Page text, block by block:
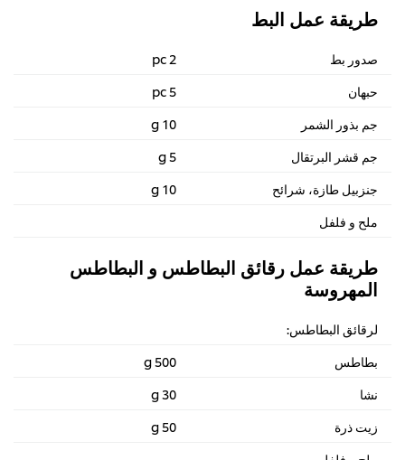
طريقة عمل البط
صدور بط
حبهان
جم بذور الشمر
10 g
جم قشر البرتقال
جنزبيل طازة، شرائح
10 g
ملح و فلفل
طريقة عمل رقائق البطاطس و البطاطس
المهروسة
لرقائق البطاطس:
بطاطس
500 g
نشا
30 g
زيت ذرة
50 g